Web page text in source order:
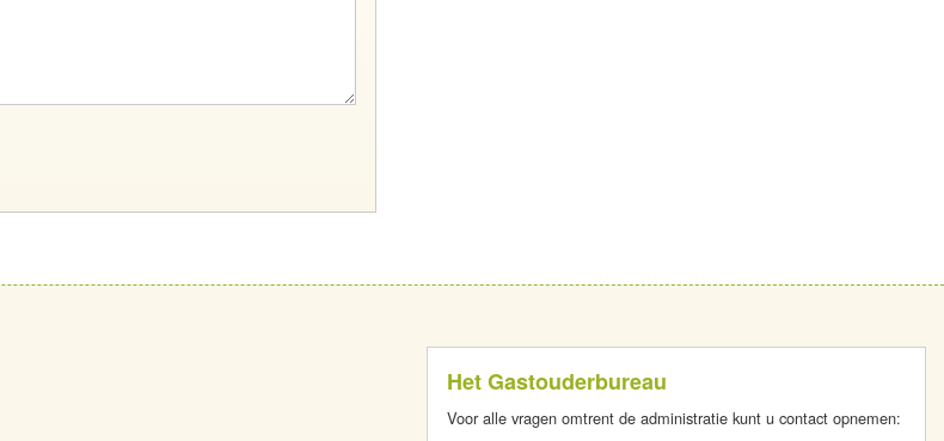
Het Gastouderbureau
Voor alle vragen omtrent de administratie kunt u contact opnemen: